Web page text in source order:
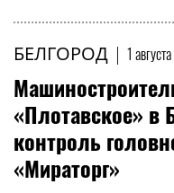
БЕЛГОРОД | 1
«Плотавское» в
контроль
«Мираторг»